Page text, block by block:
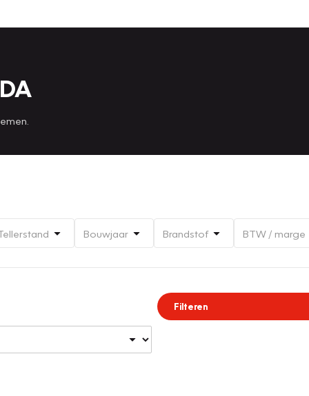
Bouwjaar Brandstof BTW / marge
Filteren